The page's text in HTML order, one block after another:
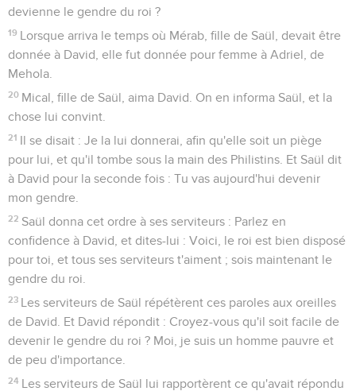
devienne le gendre du roi ?
19 Lorsque arriva le temps où Mérab, fille de Saül, devait être
donnée à David, elle fut donnée pour femme à Adriel, de
Mehola.
20 Mical, fille de Saül, aima David. On en informa Saül, et la
chose lui convint.
21 Il se disait : Je la lui donnerai, afin qu'elle soit un piège
pour lui, et qu'il tombe sous la main des Philistins. Et Saül dit
à David pour la seconde fois : Tu vas aujourd'hui devenir
mon gendre.
22 Saül donna cet ordre à ses serviteurs : Parlez en
confidence à David, et dites-lui : Voici, le roi est bien disposé
pour toi, et tous ses serviteurs t'aiment ; sois maintenant le
gendre du roi.
23 Les serviteurs de Saül répétèrent ces paroles aux oreilles
de David. Et David répondit : Croyez-vous qu'il soit facile de
devenir le gendre du roi ? Moi, je suis un homme pauvre et
de peu d'importance.
24 Les serviteurs de Saül lui rapportèrent ce qu'avait répondu